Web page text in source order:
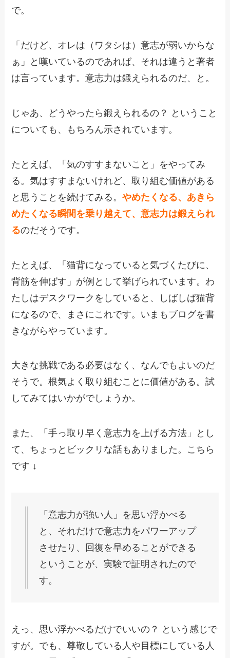
で。
「だけど、オレは（ワタシは）意志が弱いからな
ぁ」と嘆いているのであれば、それは違うと著者
は言っています。意志力は鍛えられるのだ、と。
じゃあ、どうやったら鍛えられるの？ ということ
についても、もちろん示されています。
たとえば、「気のすすまないこと」をやってみ
る。気はすすまないけれど、取り組む価値がある
と思うことを続けてみる。やめたくなる、あきら
めたくなる瞬間を乗り越えて、意志力は鍛えられ
るのだそうです。
たとえば、「猫背になっていると気づくたびに、
背筋を伸ばす」が例として挙げられています。わ
たしはデスクワークをしていると、しばしば猫背
になるので、まさにこれです。いまもブログを書
きながらやっています。
大きな挑戦である必要はなく、なんでもよいのだ
そうで。根気よく取り組むことに価値がある。試
してみてはいかがでしょうか。
また、「手っ取り早く意志力を上げる方法」とし
て、ちょっとビックリな話もありました。こちら
です ↓
「意志力が強い人」を思い浮かべる
と、それだけで意志力をパワーアップ
させたり、回復を早めることができる
ということが、実験で証明されたので
す。
えっ、思い浮かべるだけでいいの？ という感じで
すが。でも、尊敬している人や目標にしている人